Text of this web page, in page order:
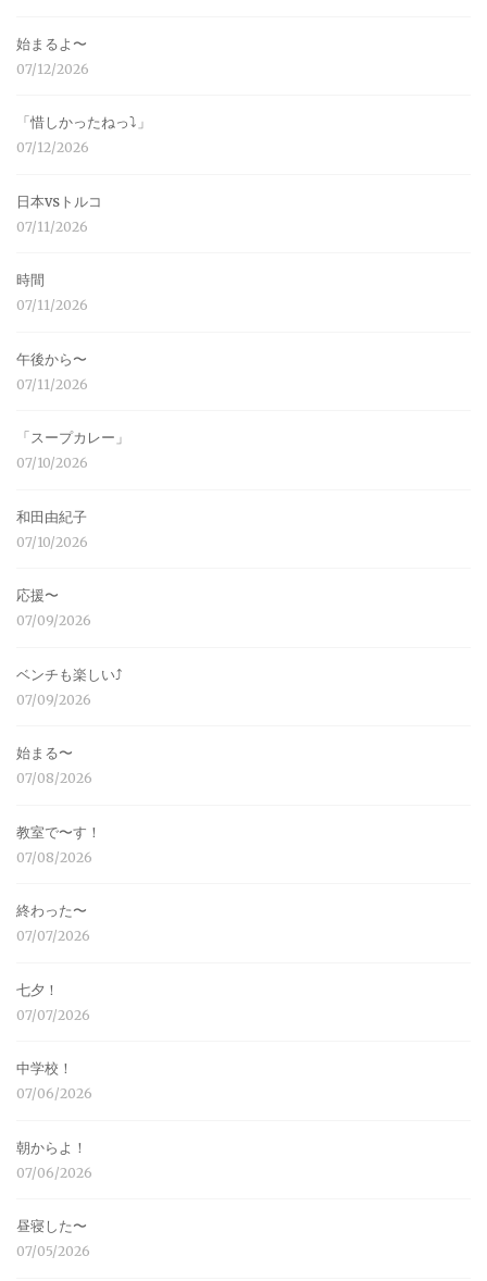
始まるよ〜
07/12/2026
「惜しかったねっ⤵︎」
07/12/2026
日本vsトルコ
07/11/2026
時間
07/11/2026
午後から〜
07/11/2026
「スープカレー」
07/10/2026
和田由紀子
07/10/2026
応援〜
07/09/2026
ベンチも楽しい⤴︎
07/09/2026
始まる〜
07/08/2026
教室で〜す！
07/08/2026
終わった〜
07/07/2026
七夕！
07/07/2026
中学校！
07/06/2026
朝からよ！
07/06/2026
昼寝した〜
07/05/2026